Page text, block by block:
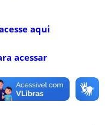
aqui
acessar